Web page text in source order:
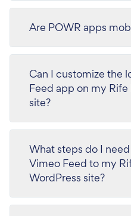
Are POWR apps
Can I customize the
Feed app on my
site?
What steps do I
Vimeo Feed to my
WordPress site?